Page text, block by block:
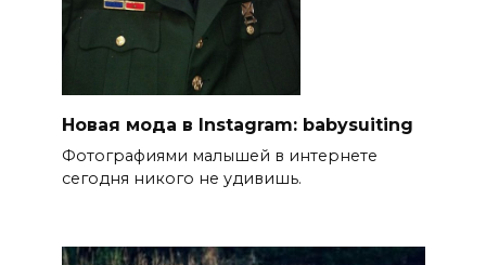
Новая мода в Instagram: babysuiting
Фотографиями малышей в интернете
сегодня никого не удивишь.